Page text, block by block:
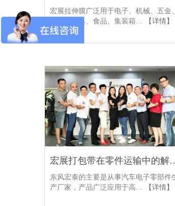
宏展拉伸膜广泛用于电子、机械、五金、
建材、家具、食品、集装箱…
【详情】
宏展打包带在零
东风宏泰的主要是从事汽车电子零部件
产厂家，产品广泛应用于高…
【详情】